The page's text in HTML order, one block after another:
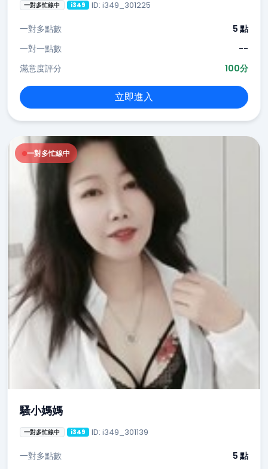
一對多忙線中 i349 ID: i349_301225
一對多點數
5 點
一對一點數
--
滿意度評分
100分
立即進入
一對多忙線中
騷小媽媽
一對多忙線中 i349 ID: i349_301139
一對多點數 5 點